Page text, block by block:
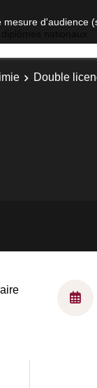
d'audience
Double